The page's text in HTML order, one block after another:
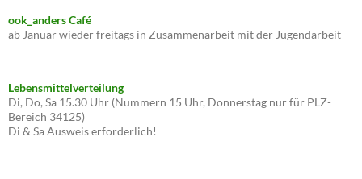
ook_anders Café
ab Januar wieder freitags in Zusammenarbeit mit der Jugendarbeit
Lebensmittelverteilung
Di, Do, Sa 15.30 Uhr (Nummern 15 Uhr, Donnerstag nur für PLZ-
Bereich 34125)
Di & Sa Ausweis erforderlich!